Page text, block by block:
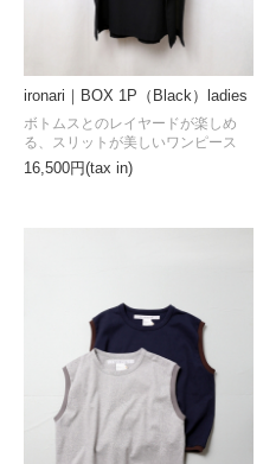
ironari｜BOX 1P（Black）ladies
16,500円(tax in)
ボトムスとのレイヤードが楽しめ
る、スリットが美しいワンピース